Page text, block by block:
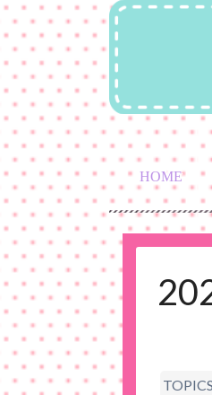
HOME
TOPICS